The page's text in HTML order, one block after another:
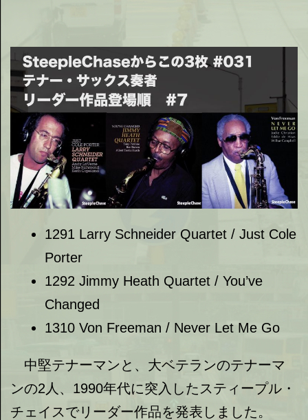
1291 Larry Schneider Quartet / Just Cole
Porter
1292 Jimmy Heath Quartet / You’ve
Changed
1310 Von Freeman / Never Let Me Go
中堅テナーマンと、大ベテランのテナーマ
ンの2人、1990年代に突入したスティープル・
チェイスでリーダー作品を発表しました。